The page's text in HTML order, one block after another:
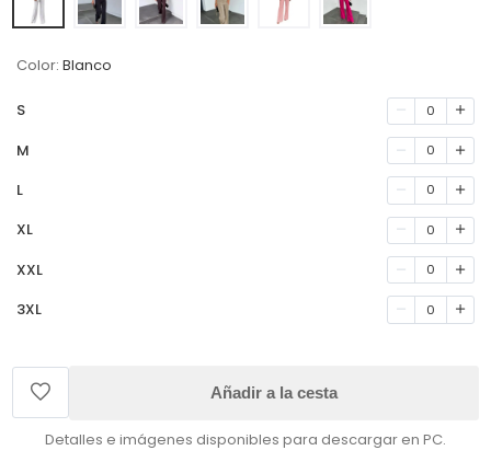
Color: Blanco
S 0
M 0
L 0
XL 0
XXL 0
3XL 0
Añadir a la cesta
Detalles e imágenes disponibles para descargar en PC.